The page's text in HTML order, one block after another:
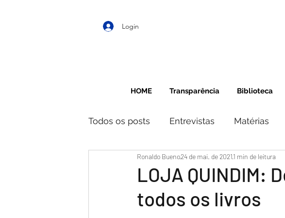
Login
HOME Transparência Biblioteca
Todos os posts Entrevistas Matérias
LOJA QUINDIM:
todos os livros
Ronaldo Bueno24 de mai. de 20211 min de leitura